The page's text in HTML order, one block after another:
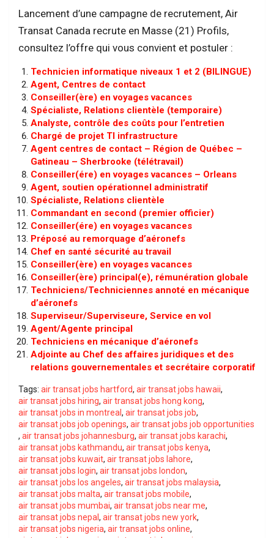
Lancement d’une campagne de recrutement, Air
Transat Canada recrute en Masse (21) Profils,
consultez l’offre qui vous convient et postuler :
Technicien informatique niveaux 1 et 2 (BILINGUE)
Agent, Centres de contact
Conseiller(ère) en voyages vacances
Spécialiste, Relations clientèle (temporaire)
Analyste, contrôle des coûts pour l’entretien
Chargé de projet TI infrastructure
Agent centres de contact – Région de Québec –
Gatineau – Sherbrooke (télétravail)
Conseiller(ére) en voyages vacances – Orleans
Agent, soutien opérationnel administratif
Spécialiste, Relations clientèle
Commandant en second (premier officier)
Conseiller(ére) en voyages vacances
Préposé au remorquage d’aéronefs
Chef en santé sécurité au travail
Conseiller(ère) en voyages vacances
Conseiller(ère) principal(e), rémunération globale
Techniciens/Techniciennes annoté en mécanique
d’aéronefs
Superviseur/Superviseure, Service en vol
Agent/Agente principal
Techniciens en mécanique d’aéronefs
Adjointe au Chef des affaires juridiques et des
relations gouvernementales et secrétaire corporatif
Tags: air transat jobs hartford, air transat jobs hawaii,
air transat jobs hiring, air transat jobs hong kong,
air transat jobs in montreal, air transat jobs job,
air transat jobs job openings, air transat jobs job opportunities
, air transat jobs johannesburg, air transat jobs karachi,
air transat jobs kathmandu, air transat jobs kenya,
air transat jobs kuwait, air transat jobs lahore,
air transat jobs login, air transat jobs london,
air transat jobs los angeles, air transat jobs malaysia,
air transat jobs malta, air transat jobs mobile,
air transat jobs mumbai, air transat jobs near me,
air transat jobs nepal, air transat jobs new york,
air transat jobs nigeria, air transat jobs online,